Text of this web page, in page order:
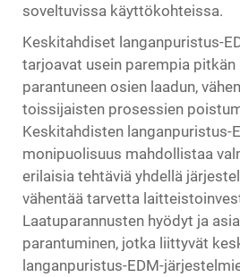
soveltuvissa käyttökohteissa.
Keskitahdiset langanpuristus-
tarjoavat usein parempia
parantuneen osien laadun,
toissijaisten prosessien
Keskitahdisten langanpuristus-
monipuolisuus mahdollistaa
erilaisia tehtäviä yhdellä
vähentää tarvetta
Laatuparannusten hyödyt ja
parantuminen, jotka liittyvät
langanpuristus-EDM-